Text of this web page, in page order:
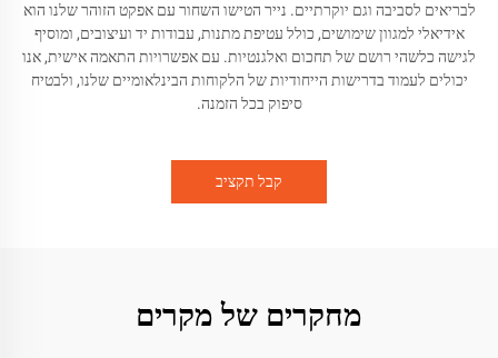
לבריאים לסביבה וגם יוקרתיים. נייר הטישו השחור עם אפקט הזוהר שלנו הוא
אידיאלי למגוון שימושים, כולל עטיפת מתנות, עבודות יד ועיצובים, ומוסיף
לגישה כלשהי רושם של תחכום ואלגנטיות. עם אפשרויות התאמה אישית, אנו
יכולים לעמוד בדרישות הייחודיות של הלקוחות הבינלאומיים שלנו, ולבטיח
סיפוק בכל הזמנה.
קבל תקציב
מחקרים של מקרים